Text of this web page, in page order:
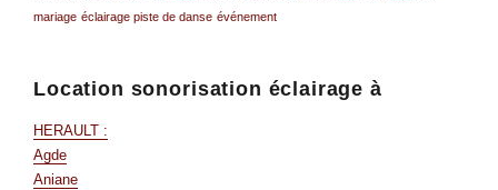
mariage éclairage piste de danse événement
Location sonorisation éclairage à
HERAULT :
Agde
Aniane